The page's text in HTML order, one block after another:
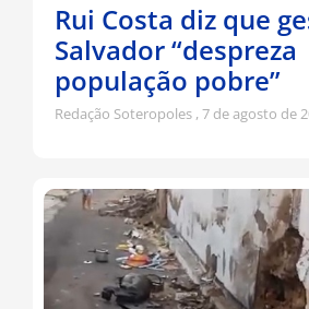
Rui Costa diz que
Salvador “despreza
população pobre”
Redação Soteropoles 7 de agosto de